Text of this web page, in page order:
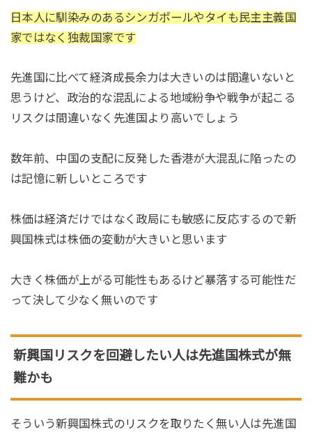
日本人に馴染みのあるシンガポールやタイも民主主義国
家ではなく独裁国家です
先進国に比べて経済成長余力は大きいのは間違いないと
思うけど、政治的な混乱による地域紛争や戦争が起こる
リスクは間違いなく先進国より高いでしょう
数年前、中国の支配に反発した香港が大混乱に陥ったの
は記憶に新しいところです
株価は経済だけではなく政局にも敏感に反応するので新
興国株式は株価の変動が大きいと思います
大きく株価が上がる可能性もあるけど暴落する可能性だ
って決して少なく無いのです
新興国リスクを回避したい人は先進国株式が無
難かも
そういう新興国株式のリスクを取りたく無い人は先進国